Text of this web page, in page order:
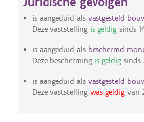
is aangeduid als vastgesteld
Deze vaststelling is geldigsinds
is aangeduid als beschermd
Deze bescherming is geldigsinds
is aangeduid als vastgesteld
Deze vaststelling was geldigvan